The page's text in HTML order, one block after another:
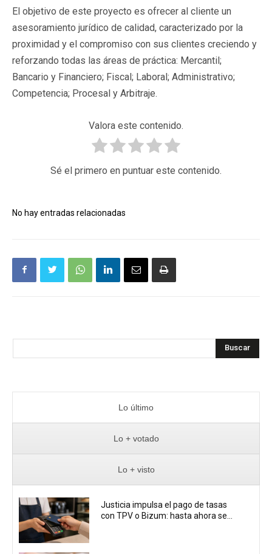
El objetivo de este proyecto es ofrecer al cliente un
asesoramiento jurídico de calidad, caracterizado por la
proximidad y el compromiso con sus clientes creciendo y
reforzando todas las áreas de práctica: Mercantil;
Bancario y Financiero; Fiscal; Laboral; Administrativo;
Competencia; Procesal y Arbitraje.
Valora este contenido.
Sé el primero en puntuar este contenido.
No hay entradas relacionadas
Buscar
Lo último
Lo + votado
Lo + visto
Justicia impulsa el pago de tasas
con TPV o Bizum: hasta ahora se...